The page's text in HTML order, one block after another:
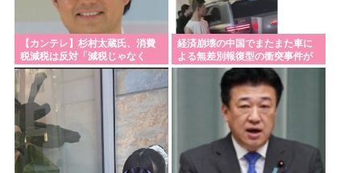
【カンテレ】杉村太蔵氏、消費
税減税は反対「減税じゃなく
て、現金給付を」
経済崩壊の中国でまたまた車に
よる無差別報復型の衝突事件が
発生、7人死亡9人負傷